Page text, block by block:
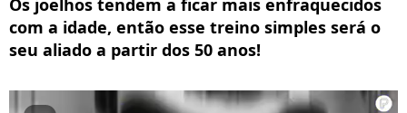
Os joelhos tendem a ficar mais enfraquecidos
com a idade, então esse treino simples será o
seu aliado a partir dos 50 anos!